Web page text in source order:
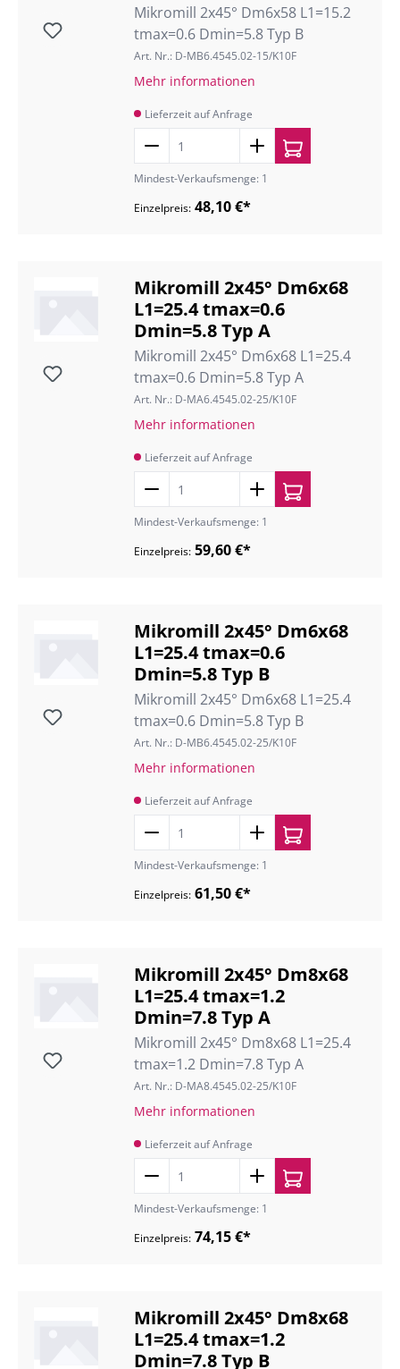
Mikromill 2x45° Dm6x58 L1=15.2
tmax=0.6 Dmin=5.8 Typ B
Art. Nr.: D-MB6.4545.02-15/K10F
Mehr informationen
Lieferzeit auf Anfrage
Mindest-Verkaufsmenge: 1
Einzelpreis: 48,10 €*
Mikromill 2x45° Dm6x68
L1=25.4 tmax=0.6
Dmin=5.8 Typ A
Mikromill 2x45° Dm6x68 L1=25.4
tmax=0.6 Dmin=5.8 Typ A
Art. Nr.: D-MA6.4545.02-25/K10F
Mehr informationen
Lieferzeit auf Anfrage
Mindest-Verkaufsmenge: 1
Einzelpreis: 59,60 €*
Mikromill 2x45° Dm6x68
L1=25.4 tmax=0.6
Dmin=5.8 Typ B
Mikromill 2x45° Dm6x68 L1=25.4
tmax=0.6 Dmin=5.8 Typ B
Art. Nr.: D-MB6.4545.02-25/K10F
Mehr informationen
Lieferzeit auf Anfrage
Mindest-Verkaufsmenge: 1
Einzelpreis: 61,50 €*
Mikromill 2x45° Dm8x68
L1=25.4 tmax=1.2
Dmin=7.8 Typ A
Mikromill 2x45° Dm8x68 L1=25.4
tmax=1.2 Dmin=7.8 Typ A
Art. Nr.: D-MA8.4545.02-25/K10F
Mehr informationen
Lieferzeit auf Anfrage
Mindest-Verkaufsmenge: 1
Einzelpreis: 74,15 €*
Mikromill 2x45° Dm8x68
L1=25.4 tmax=1.2
Dmin=7.8 Typ B